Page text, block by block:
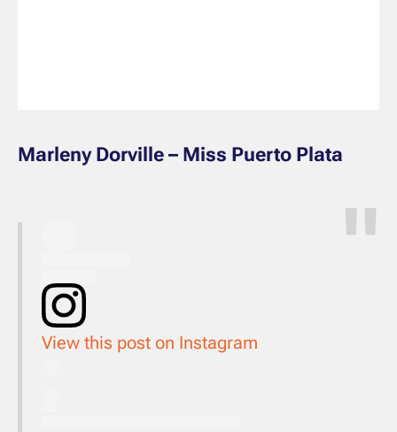
Marleny Dorville – Miss Puerto Plata
View this post on Instagram